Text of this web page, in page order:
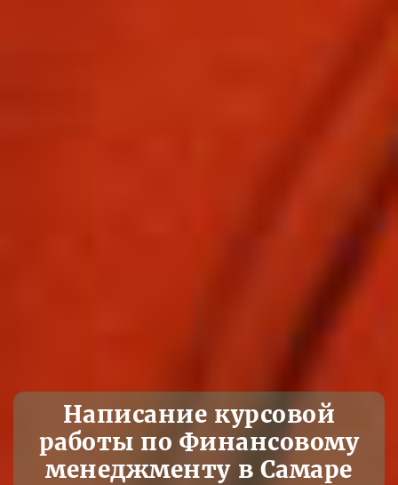
Написание курсовой
работы по Финансовому
менеджменту в Самаре